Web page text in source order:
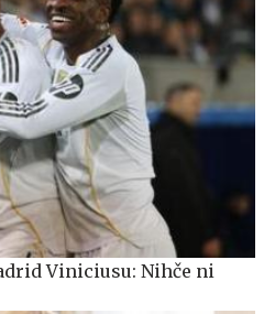
Viniciusu: Nihče ni